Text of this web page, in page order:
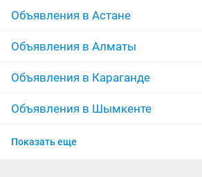
Объявления в Астане
Объявления в Алматы
Объявления в Караганде
Объявления в Шымкенте
Объявления в Усть-Каменогорске
Показать еще